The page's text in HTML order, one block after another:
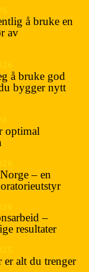
å bruke en
av
å bruke god
bygger nytt
optimal
– en
–
resultater
alt du trenger